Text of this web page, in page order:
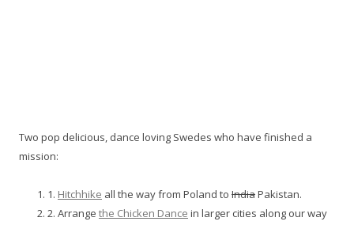
Two pop delicious, dance loving Swedes who have finished a
mission:
1. Hitchhike all the way from Poland to IndiaPakistan.
2. Arrange the Chicken Dance in larger cities along our way